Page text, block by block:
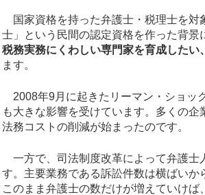
国家資格を持った弁護士・税理士を対
士」という民間の認定資格を作った背景
税務実務にくわしい専門家を育成したい、
ます。
2008年9月に起きたリーマン・ショッ
も大きな影響を受けています。多くの企
法務コストの削減が始まったのです。
一方で、司法制度改革によって弁護士
す。主要業務である訴訟件数は横ばいか
このまま弁護士の数だけが増えていけば